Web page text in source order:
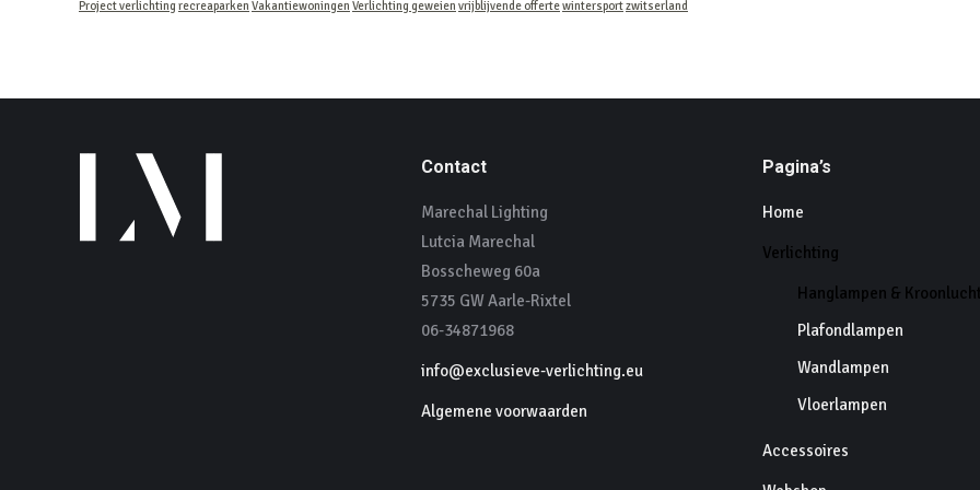
Project verlichtingrecreaparken Vakantiewoningen Verlichting geweien vrijblijvende offertewintersportzwitserland
Contact
Marechal Lighting
Lutcia Marechal
Bosscheweg 60a
5735 GW Aarle-Rixtel
06-34871968
info@exclusieve-verlichting.eu
Algemene voorwaarden
Pagina’s
Home
Verlichting
Hanglampen &
Plafondlampen
Wandlampen
Vloerlampen
Accessoires